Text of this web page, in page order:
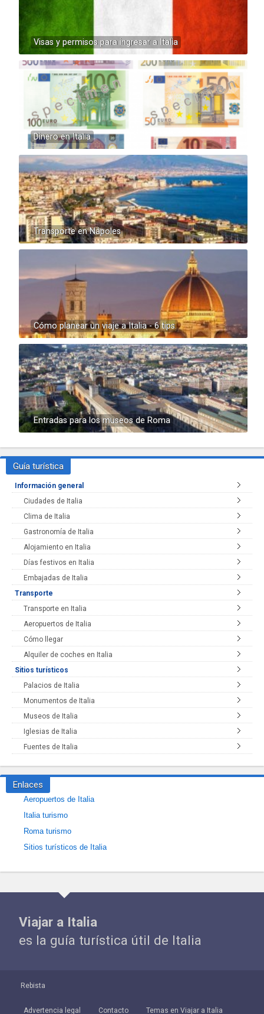
Visas y permisos para ingresar a Italia
Dinero en Italia
Transporte en Nápoles
Cómo planear un viaje a Italia - 6 tips
Entradas para los museos de Roma
Guía turística
Información general
Ciudades de Italia
Clima de Italia
Gastronomía de Italia
Alojamiento en Italia
Días festivos en Italia
Embajadas de Italia
Transporte
Transporte en Italia
Aeropuertos de Italia
Cómo llegar
Alquiler de coches en Italia
Sitios turísticos
Palacios de Italia
Monumentos de Italia
Museos de Italia
Iglesias de Italia
Fuentes de Italia
Enlaces
Aeropuertos de Italia
Italia turismo
Roma turismo
Sitios turísticos de Italia
Viajar a Italia
es la guía turística útil de Italia
Rebista
Advertencia legal Contacto Temas en Viajar a Italia